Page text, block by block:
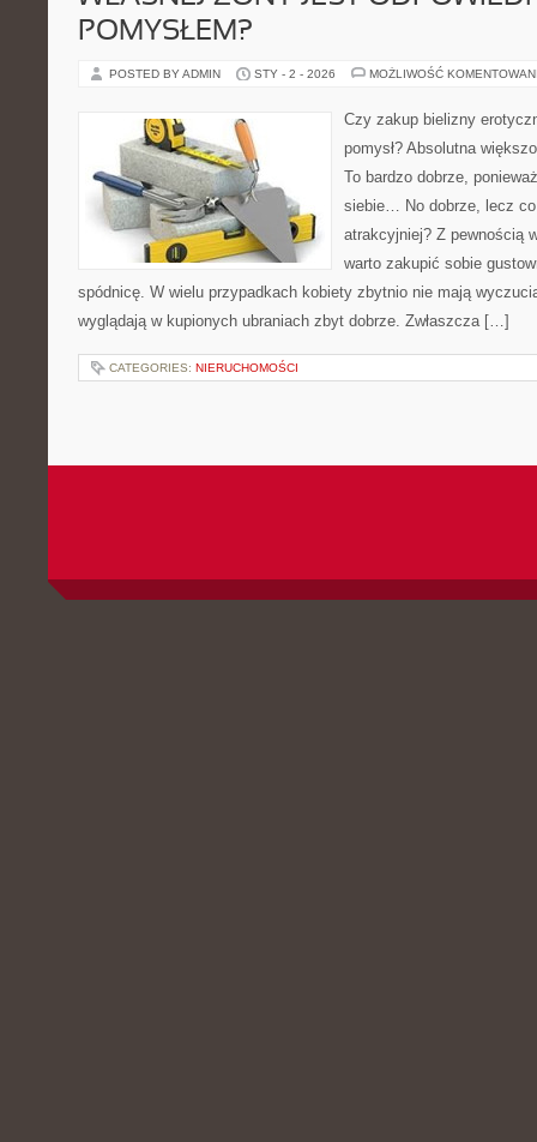
POMYSŁEM?
POSTED BY ADMIN STY - 2 - 2026 MOŻLIWOŚĆ
Czy zakup bielizny
pomysł? Absolutna
To bardzo dobrze,
siebie… No dobrze, lecz
atrakcyjniej? Z pewnością
warto zakupić sobie
spódnicę. W wielu przypadkach kobiety zbytnio nie mają
wyglądają w kupionych ubraniach zbyt dobrze. Zwłaszcza […]
CATEGORIES: NIERUCHOMOŚCI